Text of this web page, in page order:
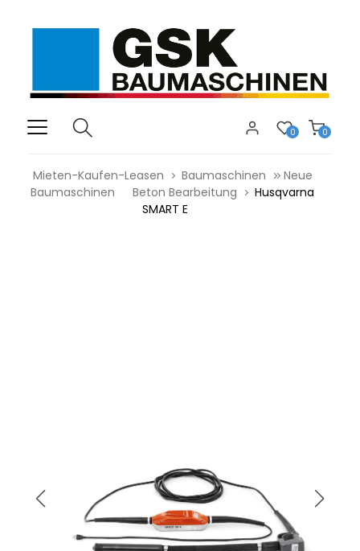
0
0
Mieten-Kaufen-Leasen Baumaschinen
Neue
Baumaschinen
Beton Bearbeitung
Husqvarna
SMART E